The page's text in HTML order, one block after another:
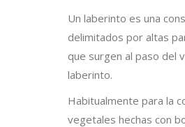
Un laberinto es una
delimitados por altas
que surgen al paso del
laberinto.
Habitualmente para la
vegetales hechas con